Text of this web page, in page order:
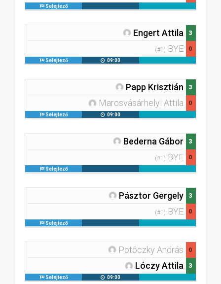
Selejtező
Engert Attila
(#1) BYE
3
0
Selejtező 09:00
Papp Krisztián
Marosvásárhelyi Attila
3
0
Selejtező 09:00
Bederna Gábor
(#1) BYE
3
0
Selejtező
Pásztor Gergely
(#1) BYE
3
0
Selejtező
Potóczky András
Lóczy Attila
0
3
Selejtező 09:00